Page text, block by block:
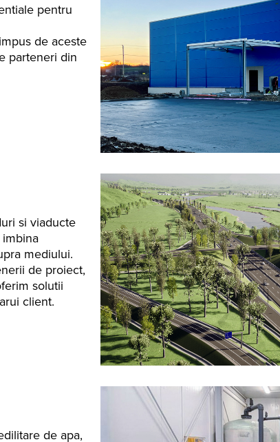
pentru
de aceste
parteneri din
si viaducte
mediului.
de proiect,
solutii
client.
de apa,